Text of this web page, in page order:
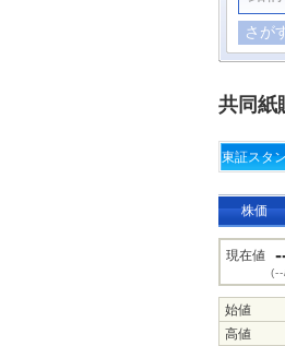
さが
共同紙
東証スタ
株価
現在値
始値
高値